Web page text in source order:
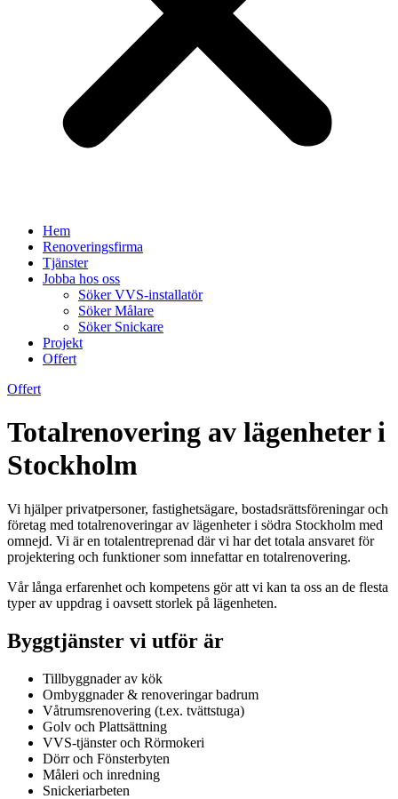
Hem
Renoveringsfirma
Tjänster
Jobba hos oss
Söker VVS-installatör
Söker Målare
Söker Snickare
Projekt
Offert
Offert
Totalrenovering av lägenheter i
Stockholm
Vi hjälper privatpersoner, fastighetsägare, bostadsrättsföreningar och
företag med totalrenoveringar av lägenheter i södra Stockholm med
omnejd. Vi är en totalentreprenad där vi har det totala ansvaret för
projektering och funktioner som innefattar en totalrenovering.
Vår långa erfarenhet och kompetens gör att vi kan ta oss an de flesta
typer av uppdrag i oavsett storlek på lägenheten.
Byggtjänster vi utför är
Tillbyggnader av kök
Ombyggnader & renoveringar badrum
Våtrumsrenovering (t.ex. tvättstuga)
Golv och Plattsättning
VVS-tjänster och Rörmokeri
Dörr och Fönsterbyten
Måleri och inredning
Snickeriarbeten